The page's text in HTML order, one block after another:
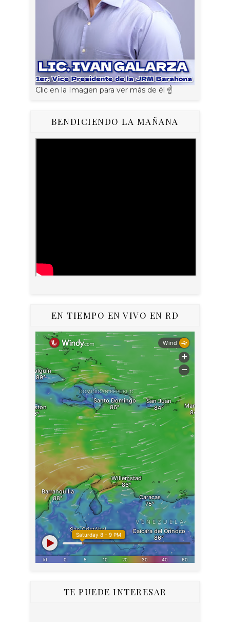
Clic en la Imagen para ver más de él ☝
BENDICIENDO LA MAÑANA
EN TIEMPO EN VIVO EN RD
TE PUEDE INTERESAR